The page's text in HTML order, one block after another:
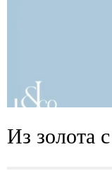
Из золота